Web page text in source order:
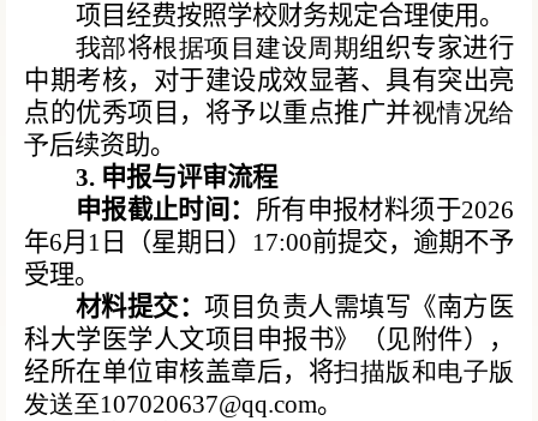
项目经费按照学校财务规定合理使用。
我部将根据项目建设周期组织专家进行
中期考核，对于建设成效显著、具有突出亮
点的优秀项目，将予以重点推广并视情况给
予后续资助。
3. 申报与评审流程
申报截止时间： 所有申报材料须于2026
年6月1日（星期日）17:00前提交，逾期不予
受理。
材料提交：项目负责人需填写《南方医
科大学医学人文项目申报书》（见附件），
经所在单位审核盖章后，将扫描版和电子版
发送至107020637@qq.com。